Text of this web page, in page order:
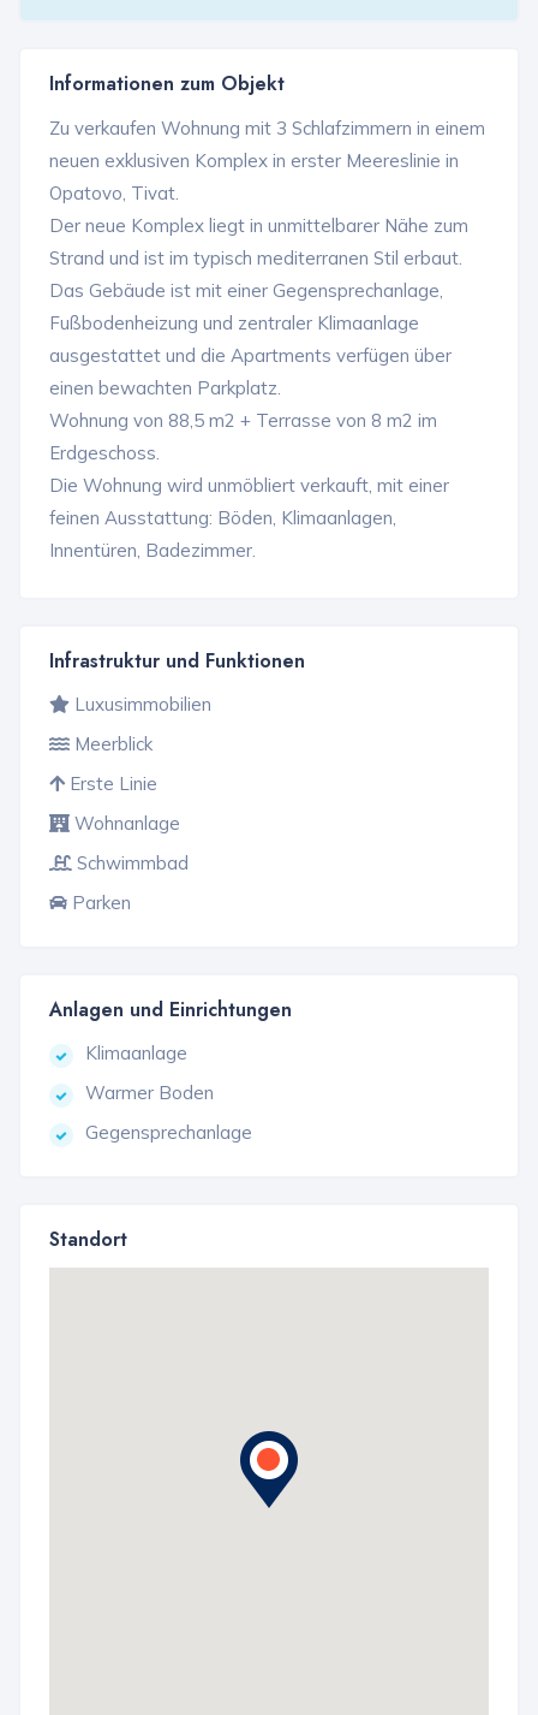
Informationen zum Objekt
Zu verkaufen Wohnung mit 3 Schlafzimmern in einem
neuen exklusiven Komplex in erster Meereslinie in
Opatovo, Tivat.
Der neue Komplex liegt in unmittelbarer Nähe zum
Strand und ist im typisch mediterranen Stil erbaut.
Das Gebäude ist mit einer Gegensprechanlage,
Fußbodenheizung und zentraler Klimaanlage
ausgestattet und die Apartments verfügen über
einen bewachten Parkplatz.
Wohnung von 88,5 m2 + Terrasse von 8 m2 im
Erdgeschoss.
Die Wohnung wird unmöbliert verkauft, mit einer
feinen Ausstattung: Böden, Klimaanlagen,
Innentüren, Badezimmer.
Infrastruktur und Funktionen
Luxusimmobilien
Meerblick
Erste Linie
Wohnanlage
Schwimmbad
Parken
Anlagen und Einrichtungen
Klimaanlage
Warmer Boden
Gegensprechanlage
Standort